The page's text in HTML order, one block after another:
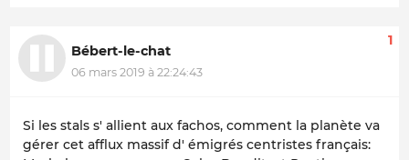
Bébert-le-chat
06 mars 2019 à 22:24:43
1
Si les stals s' allient aux fachos, comment la planète va
gérer cet afflux massif d' émigrés centristes français: